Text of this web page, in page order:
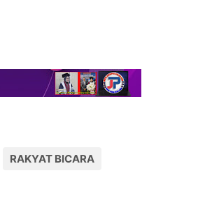
RAKYAT BICARA